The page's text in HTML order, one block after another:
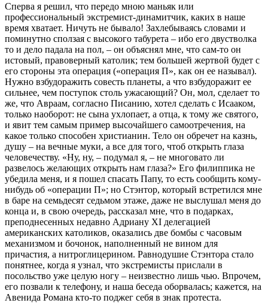
Сперва я решил, что передо мною маньяк или
профессиональный экстремист-динамитчик, каких в наше
время хватает. Ничуть не бывало! Захлебываясь словами и
поминутно сползая с высокого табурета – ибо его двустволка
то и дело падала на пол, – он объяснял мне, что сам-то он
истовый, правоверный католик; тем большей жертвой будет с
его стороны эта операция («операция П», как он ее называл).
Нужно взбудоражить совесть планеты, а что взбудоражит ее
сильнее, чем поступок столь ужасающий? Он, мол, сделает то
же, что Авраам, согласно Писанию, хотел сделать с Исааком,
только наоборот: не сына ухлопает, а отца, к тому же святого,
и явит тем самым пример высочайшего самоотречения, на
какое только способен христианин. Тело он обречет на казнь,
душу – на вечные муки, а все для того, чтоб открыть глаза
человечеству. «Ну, ну, – подумал я, – не многовато ли
развелось желающих открыть нам глаза?» Его филиппика не
убедила меня, и я пошел спасать Папу, то есть сообщить кому-
нибудь об «операции П»; но Стэнтор, который встретился мне
в баре на семьдесят седьмом этаже, даже не выслушал меня до
конца и, в свою очередь, рассказал мне, что в подарках,
преподнесенных недавно Адриану XI делегацией
американских католиков, оказались две бомбы с часовым
механизмом и бочонок, наполненный не вином для
причастия, а нитроглицерином. Равнодушие Стэнтора стало
понятнее, когда я узнал, что экстремисты прислали в
посольство уже целую ногу – неизвестно лишь чью. Впрочем,
его позвали к телефону, и наша беседа оборвалась; кажется, на
Авенида Романа кто-то поджег себя в знак протеста.